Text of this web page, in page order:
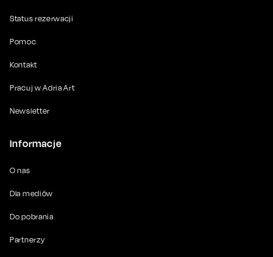
Status rezerwacji
Pomoc
Kontakt
Pracuj w Adria Art
Newsletter
Informacje
O nas
Dla mediów
Do pobrania
Partnerzy